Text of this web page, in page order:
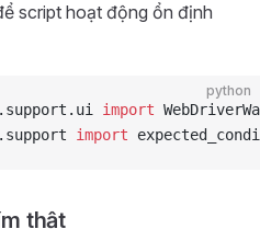
script hoạt động ổn định
python
import
import
thật